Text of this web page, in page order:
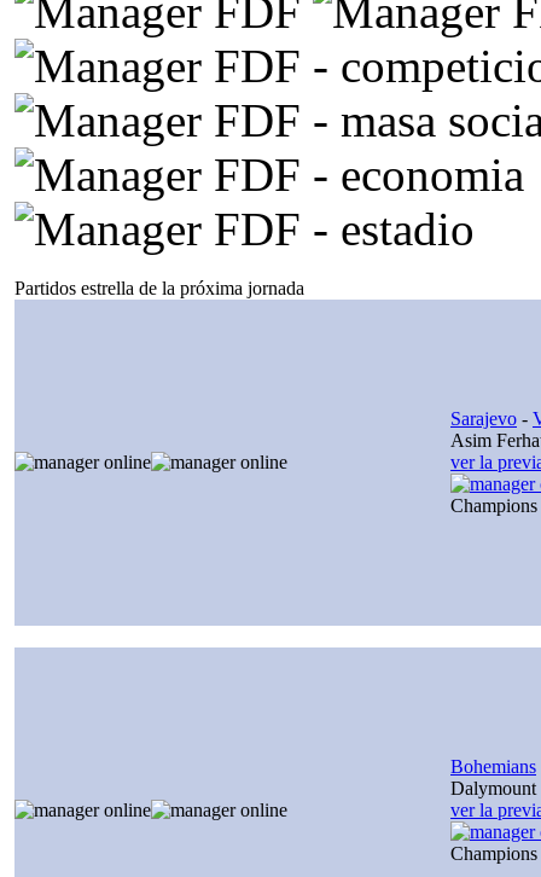
Partidos estrella de la próxima jornada
Sarajevo -
Asim
ver la
Bohemians
Dalymount
ver la